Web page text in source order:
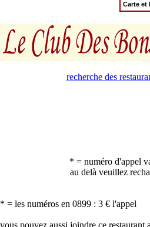
Carte et
recherche des
* = numéro d'appel
au delà veuillez
* = les numéros en 0899 : 3 € l'appel
vous pouvez aussi joindre ce restaurant